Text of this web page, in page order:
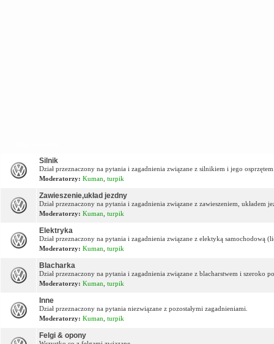
Silnik
Dział przeznaczony na pytania i zagadnienia związane z silnikiem i jego
Moderatorzy: Kuman turpik
Zawieszenie,układ jezdny
Dział przeznaczony na pytania i zagadnienia związane z zawieszeniem, układem
Moderatorzy: Kuman turpik
Elektryka
Dział przeznaczony na pytania i zagadnienia związane z elektyką samochodową
Moderatorzy: Kuman turpik
Blacharka
Dział przeznaczony na pytania i zagadnienia związane z blacharstwem i szeroko
Moderatorzy: Kuman turpik
Inne
Dział przeznaczony na pytania niezwiązane z pozostałymi zagadnieniami.
Moderatorzy: Kuman turpik
Felgi & opony